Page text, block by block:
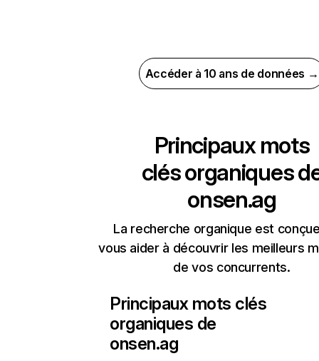
Accéder à 10 ans de données →
Principaux mots
clés organiques
onsen.ag
La recherche organique est
vous aider à découvrir les meilleurs
de vos concurrents.
Principaux mots clés
organiques de
onsen.ag